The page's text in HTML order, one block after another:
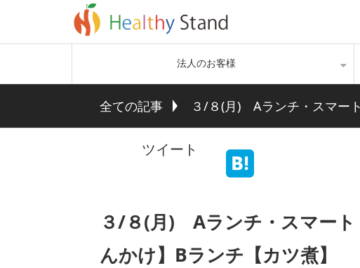
法人のお客様
全ての記事 ３/８(月) Aランチ・スマー
ツイート
３/８(月) Aランチ・スマート
んかけ】Bランチ【カツ煮】